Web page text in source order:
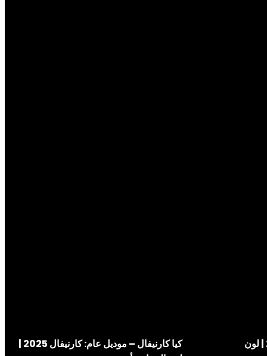
جيتور تي 2 – موديل عام: 2026 | لون
كيا كارنيفال – موديل عام: كارنيفال 2025 |